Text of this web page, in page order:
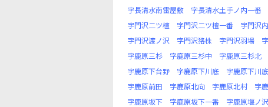
字長清水南雷屋敷
字長清水土手ノ内一番
字門沢二ツ檀
字門沢二ツ檀一番 字門沢
字門沢渡ノ沢
字門沢狢株 字門沢羽場
字鹿原三杉
字鹿原三杉中 字鹿原三杉北
字鹿原下台野
字鹿原下川底 字鹿原下川
字鹿原前田
字鹿原北向 字鹿原北村 字
字鹿原坂下
字鹿原坂下一番 字鹿原堰ノ沢